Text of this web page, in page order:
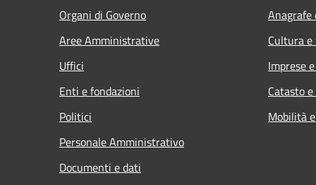
Organi di Governo
Aree Amministrative
Uffici
Enti e fondazioni
Politici
Personale Amministrativo
Documenti e dati
Cultura
Imprese
Catasto
Mobilità